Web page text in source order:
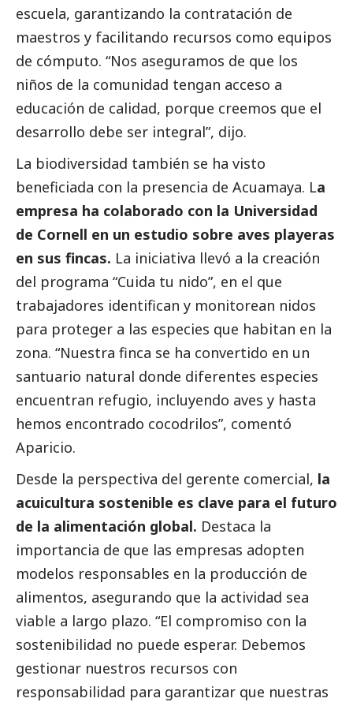
escuela, garantizando la contratación de
maestros y facilitando recursos como equipos
de cómputo. “Nos aseguramos de que los
niños de la comunidad tengan acceso a
educación de calidad, porque creemos que el
desarrollo debe ser integral”, dijo.
La biodiversidad también se ha visto
beneficiada con la presencia de Acuamaya. La
empresa ha colaborado con la Universidad
de Cornell en un estudio sobre aves playeras
en sus fincas. La iniciativa llevó a la creación
del programa “Cuida tu nido”, en el que
trabajadores identifican y monitorean nidos
para proteger a las especies que habitan en la
zona. “Nuestra finca se ha convertido en un
santuario natural donde diferentes especies
encuentran refugio, incluyendo aves y hasta
hemos encontrado cocodrilos”, comentó
Aparicio.
Desde la perspectiva del gerente comercial, la
acuicultura sostenible es clave para el futuro
de la alimentación global. Destaca la
importancia de que las empresas adopten
modelos responsables en la producción de
alimentos, asegurando que la actividad sea
viable a largo plazo. “El compromiso con la
sostenibilidad no puede esperar. Debemos
gestionar nuestros recursos con
responsabilidad para garantizar que nuestras